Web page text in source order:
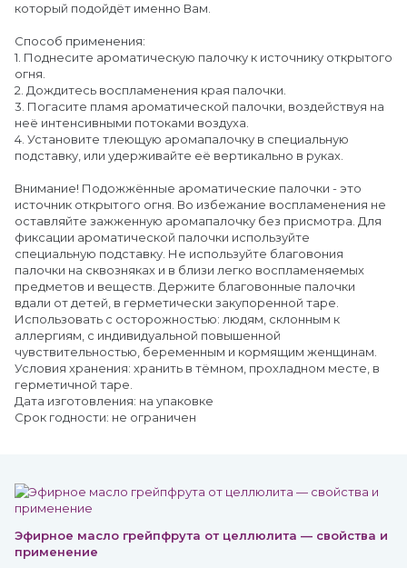
который подойдёт именно Вам.
Способ применения:
1. Поднесите ароматическую палочку к источнику открытого
огня.
2. Дождитесь воспламенения края палочки.
3. Погасите пламя ароматической палочки, воздействуя на
неё интенсивными потоками воздуха.
4. Установите тлеющую аромапалочку в специальную
подставку, или удерживайте её вертикально в руках.
Внимание! Подожжённые ароматические палочки - это
источник открытого огня. Во избежание воспламенения не
оставляйте зажженную аромапалочку без присмотра. Для
фиксации ароматической палочки используйте
специальную подставку. Не используйте благовония
палочки на сквозняках и в близи легко воспламеняемых
предметов и веществ. Держите благовонные палочки
вдали от детей, в герметически закупоренной таре.
Использовать с осторожностью: людям, склонным к
аллергиям, с индивидуальной повышенной
чувствительностью, беременным и кормящим женщинам.
Условия хранения: хранить в тёмном, прохладном месте, в
герметичной таре.
Дата изготовления: на упаковке
Срок годности: не ограничен
Эфирное масло грейпфрута от целлюлита — свойства и
применение